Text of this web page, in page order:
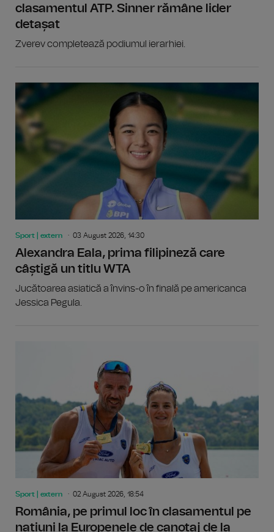
clasamentul ATP. Sinner rămâne lider
detașat
Zverev completează podiumul ierarhiei.
Sport | extern 03 August 2026, 14:30
Alexandra Eala, prima filipineză care
câștigă un titlu WTA
Jucătoarea asiatică a învins-o în finală pe americanca
Jessica Pegula.
Sport | extern 02 August 2026, 18:54
România, pe primul loc în clasamentul pe
națiuni la Europenele de canotaj de la